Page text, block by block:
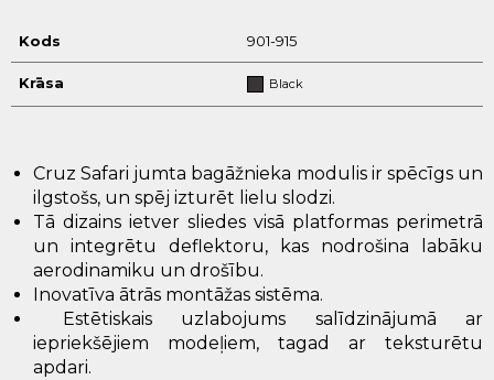
Kods 901-915
Krāsa Black
Cruz Safari jumta bagāžnieka modulis ir spēcīgs un
ilgstošs, un spēj izturēt lielu slodzi.
Tā dizains ietver sliedes visā platformas perimetrā
un integrētu deflektoru, kas nodrošina labāku
aerodinamiku un drošību.
Inovatīva ātrās montāžas sistēma.
Estētiskais uzlabojums salīdzinājumā ar
iepriekšējiem modeļiem, tagad ar teksturētu
apdari.